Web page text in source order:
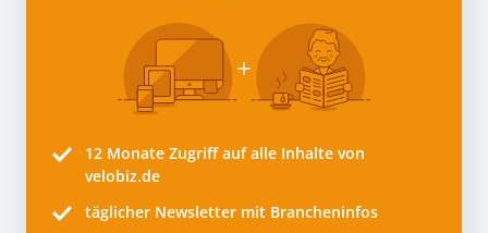
12 Monate Zugriff auf alle Inhalte von
velobiz.de
täglicher Newsletter mit Brancheninfos